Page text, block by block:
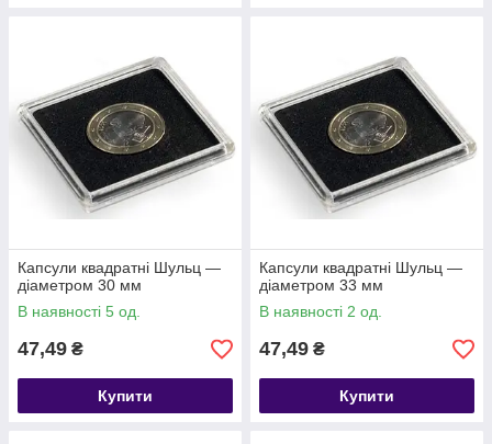
Капсули квадратні Шульц —
діаметром 30 мм
В наявності 5 од.
47,49 ₴
Купити
Капсули квадратні Шульц —
діаметром 33 мм
В наявності 2 од.
47,49 ₴
Купити